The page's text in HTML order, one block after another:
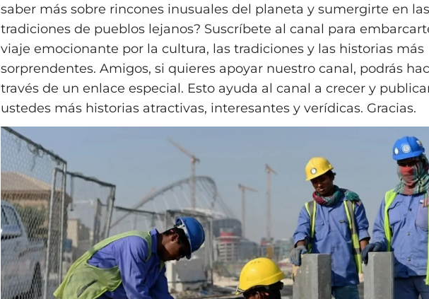
saber más sobre rincones inusuales del planeta y sumergirte en las
tradiciones de pueblos lejanos? Suscríbete al canal para
viaje emocionante por la cultura, las tradiciones y las historias más
sorprendentes. Amigos, si quieres apoyar nuestro canal, podrás
través de un enlace especial. Esto ayuda al canal a crecer y
ustedes más historias atractivas, interesantes y verídicas. Gracias.